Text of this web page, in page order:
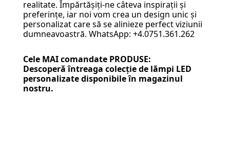
realitate. Împărtășiți-ne câteva inspirații și
preferințe, iar noi vom crea un design unic și
personalizat care să se alinieze perfect viziunii
dumneavoastră. WhatsApp: +4.0751.361.262
Cele MAI comandate PRODUSE:
Descoperă întreaga colecție de lămpi LED
personalizatedisponibile în magazinul
nostru.